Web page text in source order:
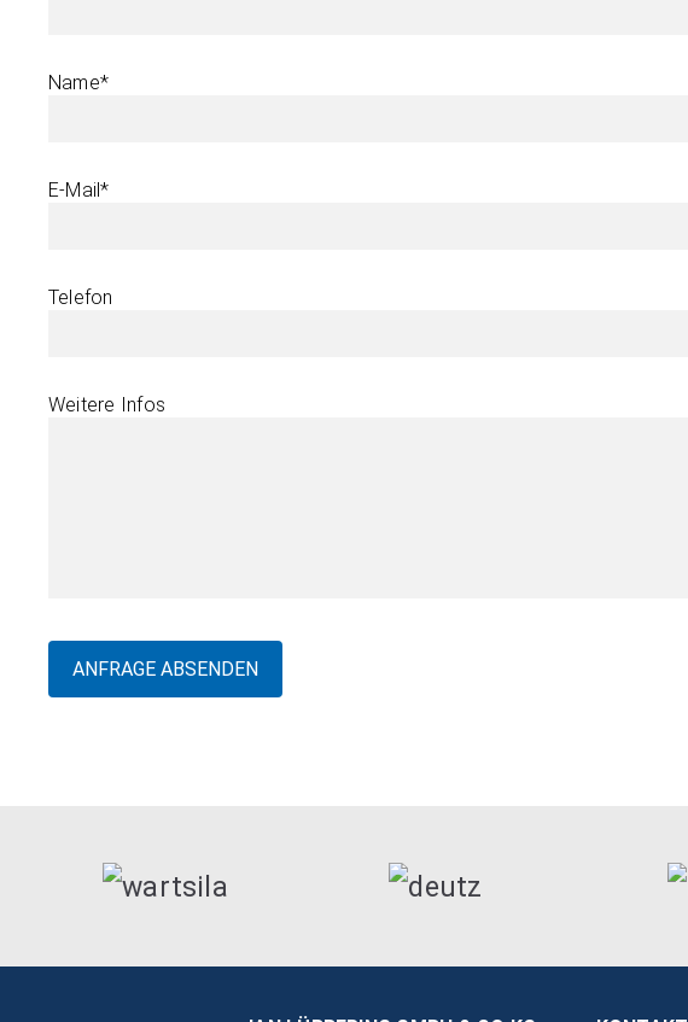
Name*
E-Mail*
Telefon
Weitere Infos